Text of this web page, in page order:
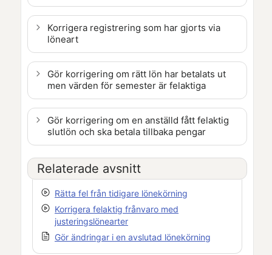
Korrigera registrering som har gjorts via
löneart
Gör korrigering om rätt lön har betalats ut
men värden för semester är felaktiga
Gör korrigering om en anställd fått felaktig
slutlön och ska betala tillbaka pengar
Relaterade avsnitt
Rätta fel från tidigare lönekörning
Korrigera felaktig frånvaro med
justeringslönearter
Gör ändringar i en avslutad lönekörning